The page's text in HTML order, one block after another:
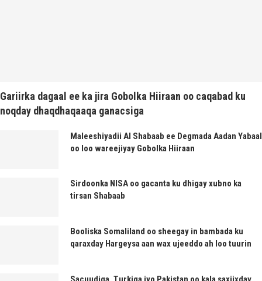
Gariirka dagaal ee ka jira Gobolka Hiiraan oo caqabad ku
noqday dhaqdhaqaaqa ganacsiga
Maleeshiyadii Al Shabaab ee Degmada Aadan Yabaal
oo loo wareejiyay Gobolka Hiiraan
Sirdoonka NISA oo gacanta ku dhigay xubno ka
tirsan Shabaab
Booliska Somaliland oo sheegay in bambada ku
qaraxday Hargeysa aan wax ujeeddo ah loo tuurin